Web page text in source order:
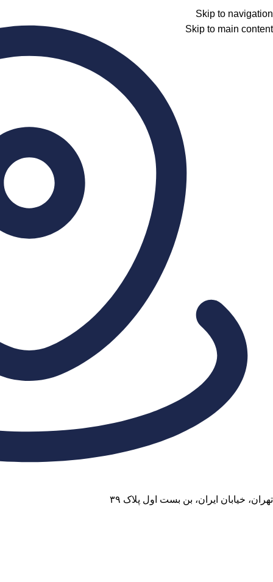
Skip to navigation
Skip to main content
تهران، خیابان ایران، بن بست اول پلاک ۳۹